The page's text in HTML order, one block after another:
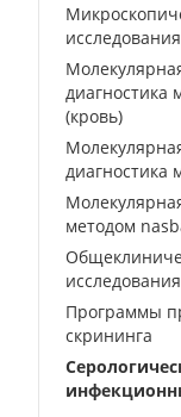
исследования
диагностика
(кровь)
диагностика
методом
исследования
Программы
скрининга